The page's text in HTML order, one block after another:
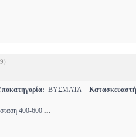
ΒΥΣΜΑΤΑ
400-600 ...